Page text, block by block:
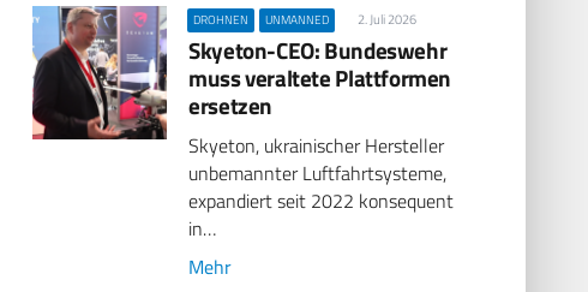
DROHNEN UNMANNED 2. Juli 2026
Skyeton-CEO: Bundeswehr
muss veraltete Plattformen
ersetzen
Skyeton, ukrainischer Hersteller
unbemannter Luftfahrtsysteme,
expandiert seit 2022 konsequent
in…
Mehr